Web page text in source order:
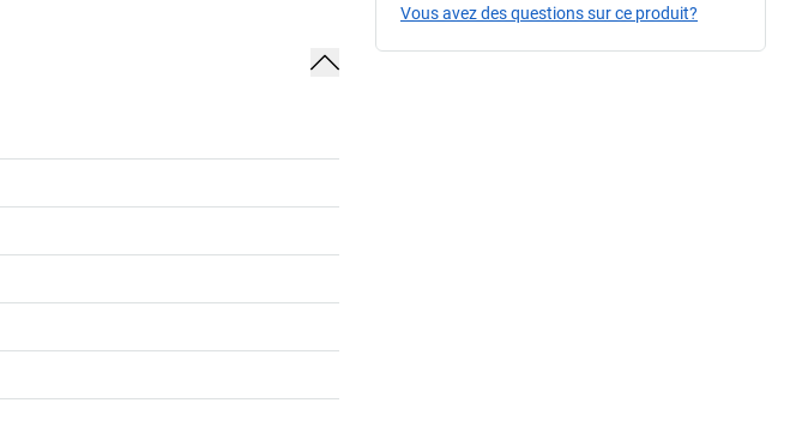
Vous avez des questions sur ce produit?